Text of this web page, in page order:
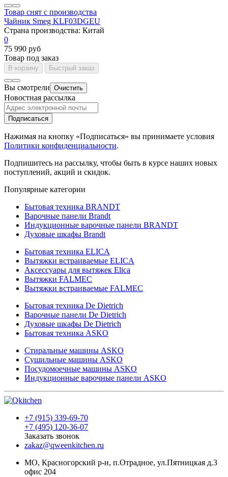
Товар снят с производства
Чайник Smeg KLF03DGEU
Страна производства: Китай
0
75 990 руб
Товар под заказ
В корзину Быстрый заказ
Вы смотрели Очистить
Новостная рассылка
Подписаться
Нажимая на кнопку «Подписаться» вы принимаете условия
Политики конфиденциальности.
Подпишитесь на рассылку, чтобы быть в курсе наших новых
поступлений, акций и скидок.
Популярные категории
Бытовая техника BRANDT
Варочные панели Brandt
Индукционные варочные панели BRANDT
Духовые шкафы Brandt
Бытовая техника ELICA
Вытяжки встраиваемые ELICA
Аксессуары для вытяжек Elica
Вытяжки FALMEC
Вытяжки встраиваемые FALMEC
Бытовая техника De Dietrich
Варочные панели De Dietrich
Духовые шкафы De Dietrich
Бытовая техника ASKO
Стиральные машины ASKO
Сушильные машины ASKO
Посудомоечные машины ASKO
Индукционные варочные панели ASKO
+7 (915) 339-69-70
+7 (495) 120-36-07
Заказать звонок
zakaz@qweenkitchen.ru
МО, Красногорский р-н, п.Отрадное, ул.Пятницкая д.3
офис 204